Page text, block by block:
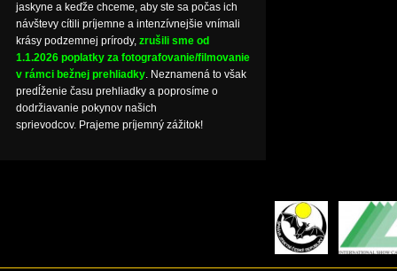
jaskyne a keďže chceme, aby ste sa počas ich
návštevy cítili príjemne a intenzívnejšie vnímali
krásy podzemnej prírody, zrušili sme od
1.1.2026 poplatky za fotografovanie/filmovanie
v rámci bežnej prehliadky. Neznamená to však
predĺženie času prehliadky a poprosíme o
dodržiavanie pokynov našich
sprievodcov. Prajeme príjemný zážitok!